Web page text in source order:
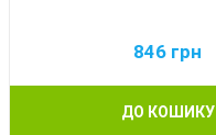
846 грн
ДО КОШИКУ